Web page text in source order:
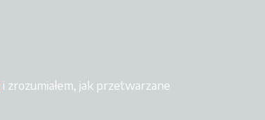
opens in a new tab
i zrozumiałem, jak przetwarzane